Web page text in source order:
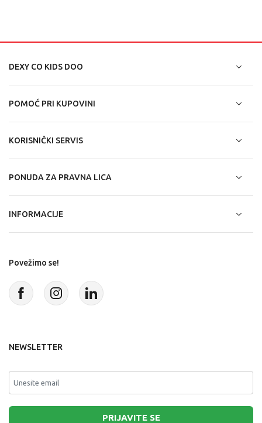
DEXY CO KIDS DOO
POMOĆ PRI KUPOVINI
KORISNIČKI SERVIS
PONUDA ZA PRAVNA LICA
INFORMACIJE
Povežimo se!
NEWSLETTER
PRIJAVITE SE